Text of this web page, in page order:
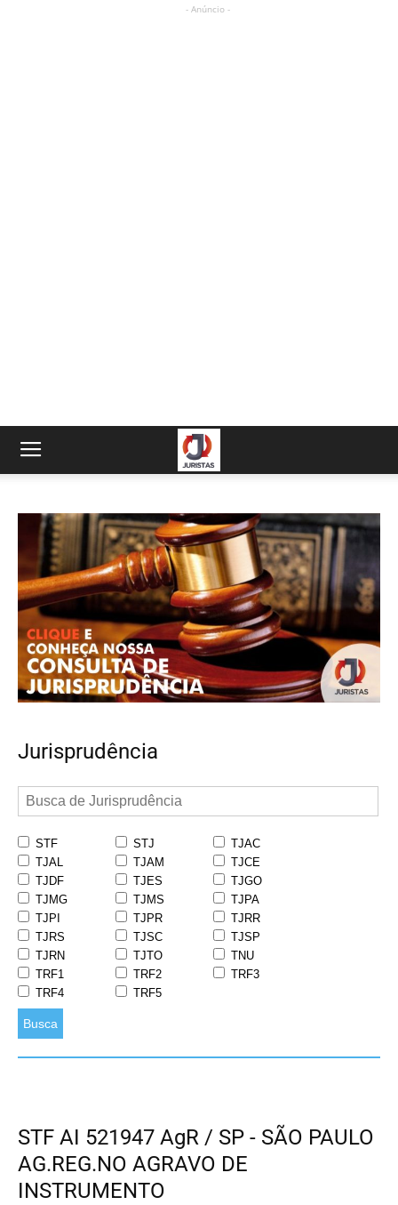
- Anúncio -
Jurisprudência
STF STJ
TJAC
TJAL
TJAM
TJCE
TJDF
TJES
TJGO
TJMG
TJMS
TJPA
TJPI
TJPR
TJRR
TJRS
TJSC
TJSP
TJRN
TJTO
TNU
TRF1
TRF2
TRF3
TRF4
TRF5
Busca
STF AI 521947 AgR / SP - SÃO PAULO
AG.REG.NO AGRAVO DE
INSTRUMENTO